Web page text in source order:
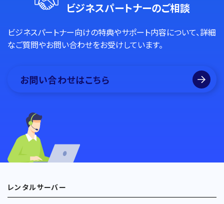
ビジネスパートナーのご相談
ビジネスパートナー向けの特典やサポート内容について、詳細
なご質問やお問い合わせをお受けしています。
お問い合わせはこちら
レンタルサーバー